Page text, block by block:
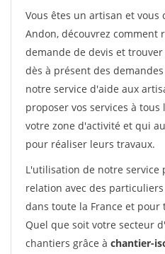
Vous êtes un artisan et vous
Andon, découvrez comment
demande de devis et trouver
dès à présent des
notre service d'aide aux
proposer vos services à
votre zone d'activité et qui
pour réaliser leurs travaux.
L'utilisation de notre service
relation avec des
dans toute la France et pour
Quel que soit votre secteur
chantiers grâce à chantier-